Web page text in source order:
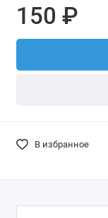
150 ₽
В избранное